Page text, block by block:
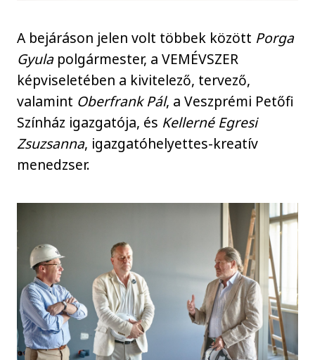
A bejáráson jelen volt többek között Porga
Gyula polgármester, a VEMÉVSZER
képviseletében a kivitelező, tervező,
valamint Oberfrank Pál, a Veszprémi Petőfi
Színház igazgatója, és Kellerné Egresi
Zsuzsanna, igazgatóhelyettes-kreatív
menedzser.